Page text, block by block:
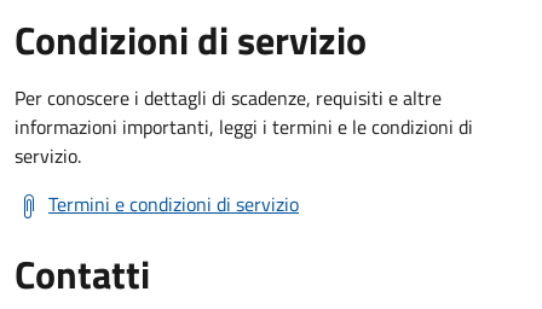
Condizioni di servizio
Per conoscere i dettagli di scadenze, requisiti e altre
informazioni importanti, leggi i termini e le condizioni di
servizio.
Termini e condizioni di servizio
Contatti